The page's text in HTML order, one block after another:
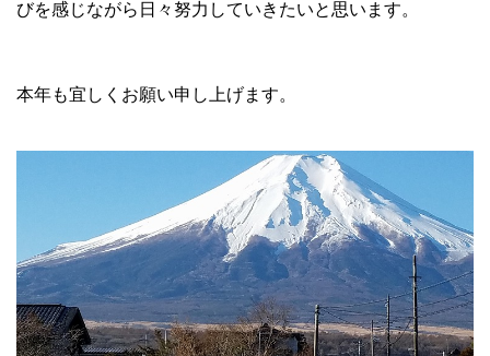
びを感じながら日々努力していきたいと思います。
本年も宜しくお願い申し上げます。